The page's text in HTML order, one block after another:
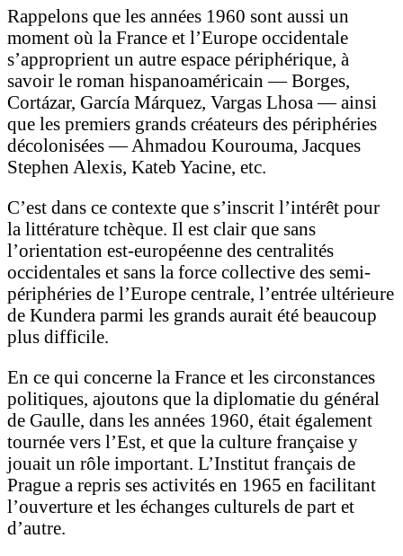
Rappelons que les années 1960 sont aussi un
moment où la France et l’Europe occidentale
s’approprient un autre espace périphérique, à
savoir le roman hispanoaméricain — Borges,
Cortázar, García Márquez, Vargas Lhosa — ainsi
que les premiers grands créateurs des périphéries
décolonisées — Ahmadou Kourouma, Jacques
Stephen Alexis, Kateb Yacine, etc.
C’est dans ce contexte que s’inscrit l’intérêt pour
la littérature tchèque. Il est clair que sans
l’orientation est-européenne des centralités
occidentales et sans la force collective des semi-
périphéries de l’Europe centrale, l’entrée ultérieure
de Kundera parmi les grands aurait été beaucoup
plus difficile.
En ce qui concerne la France et les circonstances
politiques, ajoutons que la diplomatie du général
de Gaulle, dans les années 1960, était également
tournée vers l’Est, et que la culture française y
jouait un rôle important. L’Institut français de
Prague a repris ses activités en 1965 en facilitant
l’ouverture et les échanges culturels de part et
d’autre.